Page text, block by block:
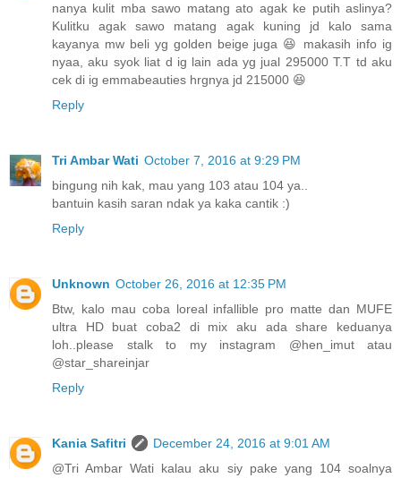
nanya kulit mba sawo matang ato agak ke putih aslinya?
Kulitku agak sawo matang agak kuning jd kalo sama
kayanya mw beli yg golden beige juga 😆 makasih info ig
nyaa, aku syok liat d ig lain ada yg jual 295000 T.T td aku
cek di ig emmabeauties hrgnya jd 215000 😆
Reply
Tri Ambar Wati October 7, 2016 at 9:29 PM
bingung nih kak, mau yang 103 atau 104 ya..
bantuin kasih saran ndak ya kaka cantik :)
Reply
Unknown October 26, 2016 at 12:35 PM
Btw, kalo mau coba loreal infallible pro matte dan MUFE
ultra HD buat coba2 di mix aku ada share keduanya
loh..please stalk to my instagram @hen_imut atau
@star_shareinjar
Reply
Kania Safitri
December 24, 2016 at 9:01 AM
@Tri Ambar Wati kalau aku siy pake yang 104 soalnya